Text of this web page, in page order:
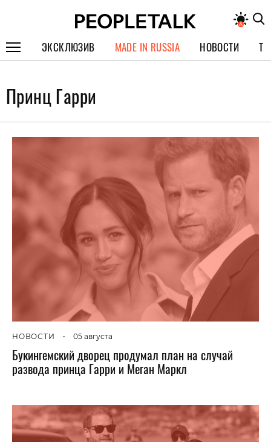
ЭКСКЛЮЗИВ
СПЕЦПРОЕКТЫ
ИНТЕРВЬЮ
MADE IN RUSSIA НОВОСТИ
Принц Гарри
НОВОСТИ • 05 августа
Букингемский дворец продумал план на случай
развода принца Гарри и Меган Маркл